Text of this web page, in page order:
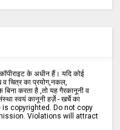
के अधीन हैं। यदि कोई
चित्र का प्रयोग,नकल,
करता है ,तो यह गैरकानूनी व
स्वयं कानूनी हर्ज़े - खर्चे का
is copyrighted. Do not copy
Violations will attract